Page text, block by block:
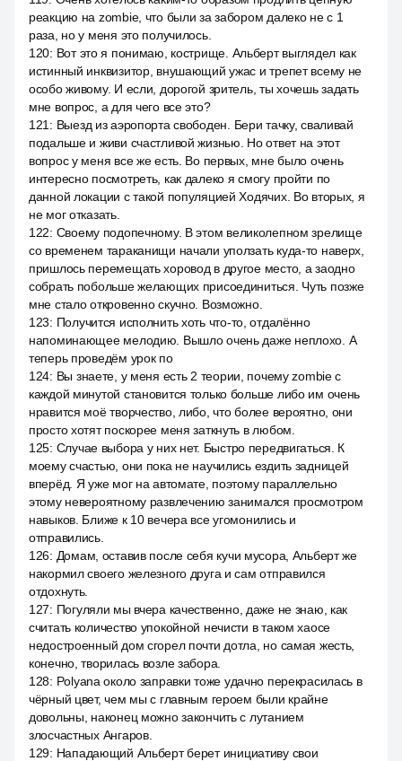
реакцию на zombie, что были за забором далеко не с 1
раза, но у меня это получилось.
120: Вот это я понимаю, кострище. Альберт выглядел как
истинный инквизитор, внушающий ужас и трепет всему не
особо живому. И если, дорогой зритель, ты хочешь задать
мне вопрос, а для чего все это?
121 : Выезд из аэропорта свободен. Бери тачку, сваливай
подальше и живи счастливой жизнью. Но ответ на этот
вопрос у меня все же есть. Во первых, мне было очень
интересно посмотреть, как далеко я смогу пройти по
данной локации с такой популяцией Ходячих. Во вторых, я
не мог отказать.
122: Своему подопечному. В этом великолепном зрелище
со временем тараканищи начали уползать куда-то наверх,
пришлось перемещать хоровод в другое место, а заодно
собрать побольше желающих присоединиться. Чуть позже
мне стало откровенно скучно. Возможно.
123: Получится исполнить хоть что-то, отдалённо
напоминающее мелодию. Вышло очень даже неплохо. А
теперь проведём урок по
124: Вы знаете, у меня есть 2 теории, почему zombie с
каждой минутой становится только больше либо им очень
нравится моё творчество, либо, что более вероятно, они
просто хотят поскорее меня заткнуть в любом.
125: Случае выбора у них нет. Быстро передвигаться. К
моему счастью, они пока не научились ездить задницей
вперёд. Я уже мог на автомате, поэтому параллельно
этому невероятному развлечению занимался просмотром
навыков. Ближе к 10 вечера все угомонились и
отправились.
126: Домам, оставив после себя кучи мусора, Альберт же
накормил своего железного друга и сам отправился
отдохнуть.
127: Погуляли мы вчера качественно, даже не знаю, как
считать количество упокойной нечисти в таком хаосе
недостроенный дом сгорел почти дотла, но самая жесть,
конечно, творилась возле забора.
128: Polyana около заправки тоже удачно перекрасилась в
чёрный цвет, чем мы с главным героем были крайне
довольны, наконец можно закончить с лутанием
злосчастных Ангаров.
129: Нападающий Альберт берет инициативу свои